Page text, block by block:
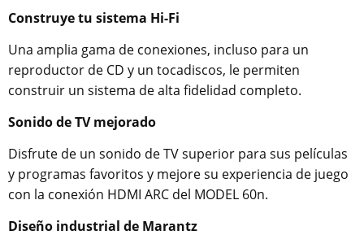
Construye tu sistema Hi-Fi
Una amplia gama de conexiones, incluso para un
reproductor de CD y un tocadiscos, le permiten
construir un sistema de alta fidelidad completo.
Sonido de TV mejorado
Disfrute de un sonido de TV superior para sus películas
y programas favoritos y mejore su experiencia de juego
con la conexión HDMI ARC del MODEL 60n.
Diseño industrial de Marantz